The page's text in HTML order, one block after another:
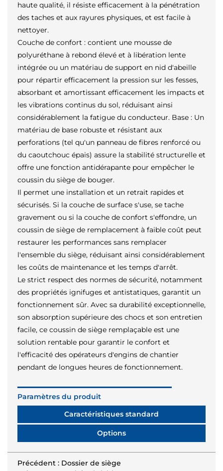
haute qualité, il résiste efficacement à la pénétration
des taches et aux rayures physiques, et est facile à
nettoyer.
Couche de confort : contient une mousse de
polyuréthane à rebond élevé et à libération lente
intégrée ou un matériau de support en nid d'abeille
pour répartir efficacement la pression sur les fesses,
absorbant et amortissant efficacement les impacts et
les vibrations continus du sol, réduisant ainsi
considérablement la fatigue du conducteur. Base : Un
matériau de base robuste et résistant aux
perforations (tel qu'un panneau de fibres renforcé ou
du caoutchouc épais) assure la stabilité structurelle et
offre une fonction antidérapante pour empêcher le
coussin du siège de bouger.
Il permet une installation et un retrait rapides et
sécurisés. Si la couche de surface s'use, se tache
gravement ou si la couche de confort s'effondre, un
coussin de siège de remplacement à faible coût peut
restaurer les performances sans remplacer
l'ensemble du siège, réduisant ainsi considérablement
les coûts de maintenance et les temps d'arrêt.
Le strict respect des normes de sécurité, notamment
des propriétés ignifuges et antistatiques, garantit un
fonctionnement sûr. Avec sa durabilité exceptionnelle,
son absorption supérieure des chocs et son entretien
facile, ce coussin de siège remplaçable est une
solution rentable pour garantir le confort et
l'efficacité des opérateurs d'engins de chantier
pendant de longues heures de fonctionnement.
Paramètres du produit
Caractéristiques standard
Options
Précédent : Dossier de siège